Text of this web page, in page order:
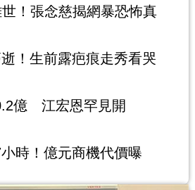
！張念慈揭網暴恐怖真
！生前露疤痕走秀看哭
億 江宏恩罕見開
時！億元商機代價曝